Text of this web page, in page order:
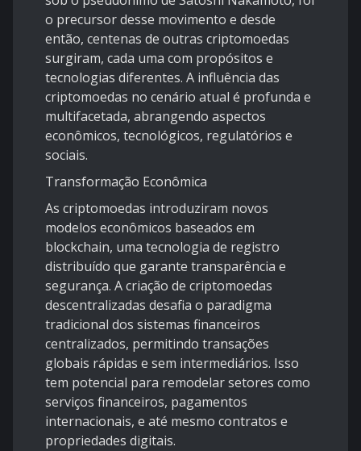
o precursor desse movimento e desde
então, centenas de outras criptomoedas
surgiram, cada uma com propósitos e
tecnologias diferentes. A influência das
criptomoedas no cenário atual é profunda e
multifacetada, abrangendo aspectos
econômicos, tecnológicos, regulatórios e
sociais.
Transformação Econômica
As criptomoedas introduziram novos
modelos econômicos baseados em
blockchain, uma tecnologia de registro
distribuído que garante transparência e
segurança. A criação de criptomoedas
descentralizadas desafia o paradigma
tradicional dos sistemas financeiros
centralizados, permitindo transações
globais rápidas e sem intermediários. Isso
tem potencial para remodelar setores como
serviços financeiros, pagamentos
internacionais, e até mesmo contratos e
propriedades digitais.